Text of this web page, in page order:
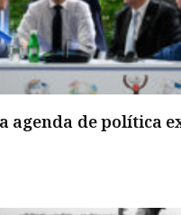
agenda de política